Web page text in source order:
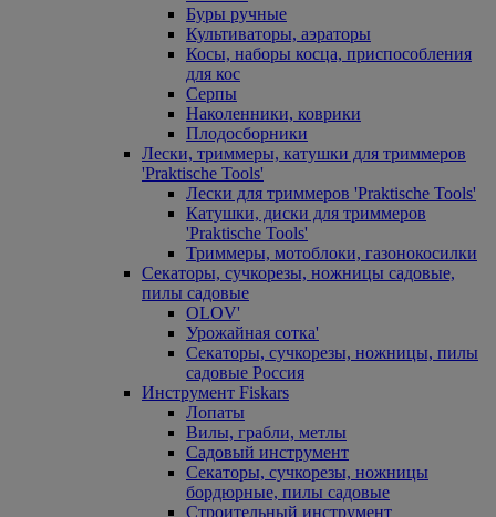
Буры ручные
Культиваторы, аэраторы
Косы, наборы косца, приспособления
для кос
Серпы
Наколенники, коврики
Плодосборники
Лески, триммеры, катушки для триммеров
'Praktische Tools'
Лески для триммеров 'Praktische Tools'
Катушки, диски для триммеров
'Praktische Tools'
Триммеры, мотоблоки, газонокосилки
Секаторы, сучкорезы, ножницы садовые,
пилы садовые
OLOV'
Урожайная сотка'
Секаторы, сучкорезы, ножницы, пилы
садовые Россия
Инструмент Fiskars
Лопаты
Вилы, грабли, метлы
Садовый инструмент
Секаторы, сучкорезы, ножницы
бордюрные, пилы садовые
Строительный инструмент